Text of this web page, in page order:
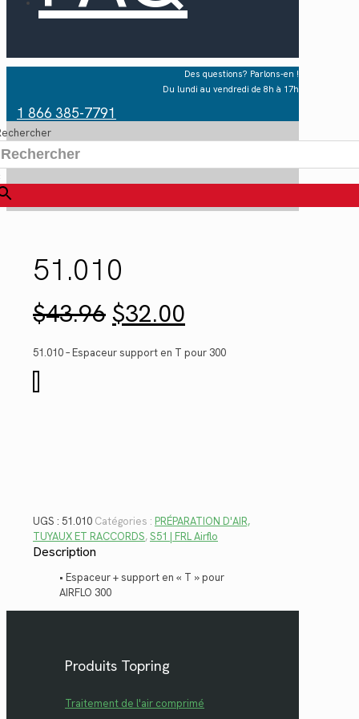
Des questions? Parlons-en !
Du lundi au vendredi de 8h à 17h
1 866 385-7791
51.010
$43.96 Le
prix
initial
était :
$32.00prix
actuel
est :
51.010 – Espaceur support en T pour 300
de
UGS : 51.010 Catégories : PRÉPARATION D'AIR,
TUYAUX ET RACCORDS,S51 | FRL Airflo
Description
• Espaceur + support en « T » pour
AIRFLO 300
Produits Topring
Traitement de l'air comprimé